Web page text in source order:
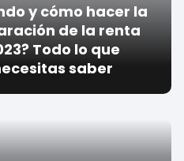
y cómo hacer la
de la renta
Todo lo que
saber